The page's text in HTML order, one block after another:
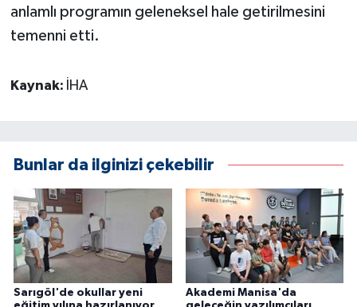
anlamlı programın geleneksel hale getirilmesini
temenni etti.
Kaynak: İHA
Bunlar da ilginizi çekebilir
Sarıgöl'de okullar yeni
Akademi Manisa'da